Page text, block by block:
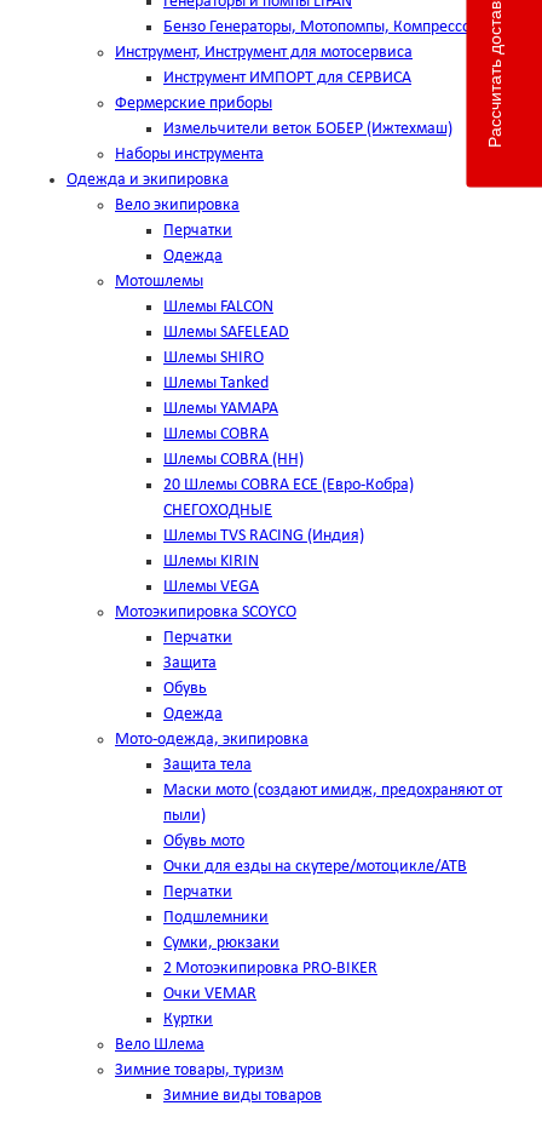
Бензо Генераторы, Мотопомпы, Компрессоры
Инструмент, Инструмент для мотосервиса
Инструмент ИМПОРТ для СЕРВИСА
Фермерские приборы
Измельчители веток БОБЕР (Ижтехмаш)
Наборы инструмента
Одежда и экипировка
Вело экипировка
Перчатки
Одежда
Мотошлемы
Шлемы FALCON
Шлемы SAFELEAD
Шлемы SHIRO
Шлемы Tanked
Шлемы YAMAPA
Шлемы COBRA
Шлемы COBRA (HH)
20 Шлемы COBRA ECE (Евро-Кобра)
СНЕГОХОДНЫЕ
Шлемы TVS RACING (Индия)
Шлемы KIRIN
Шлемы VEGA
Мотоэкипировка SCOYCO
Перчатки
Защита
Обувь
Одежда
Мото-одежда, экипировка
Защита тела
Маски мото (создают имидж, предохраняют от
пыли)
Обувь мото
Очки для езды на скутере/мотоцикле/АТВ
Перчатки
Подшлемники
Сумки, рюкзаки
2 Мотоэкипировка PRO-BIKER
Очки VEMAR
Куртки
Вело Шлема
Зимние товары, туризм
Зимние виды товаров
Рассчитать доставку